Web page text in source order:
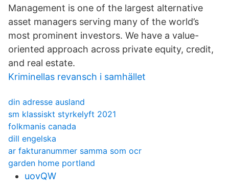
Management is one of the largest alternative
asset managers serving many of the world’s
most prominent investors. We have a value-
oriented approach across private equity, credit,
and real estate.
Kriminellas revansch i samhället
din adresse ausland
sm klassiskt styrkelyft 2021
folkmanis canada
dill engelska
ar fakturanummer samma som ocr
garden home portland
uovQW